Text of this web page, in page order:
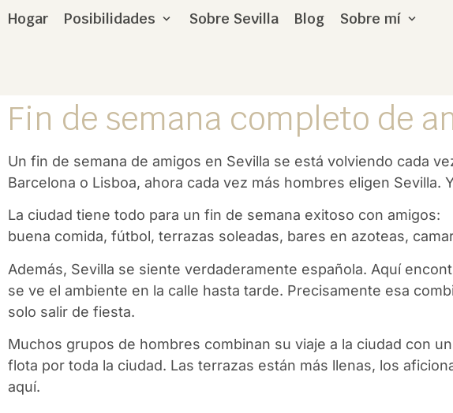
Hogar Posibilidades Sobre Sevilla Blog Sobre mí
Fin de semana completo de
Un fin de semana de amigos en Sevilla se está volviendo cada
Barcelona o Lisboa, ahora cada vez más hombres eligen Sevilla.
La ciudad tiene todo para un fin de semana exitoso con amigos:
buena comida, fútbol, terrazas soleadas, bares en azoteas,
Además, Sevilla se siente verdaderamente española. Aquí
se ve el ambiente en la calle hasta tarde. Precisamente esa
solo salir de fiesta.
Muchos grupos de hombres combinan su viaje a la ciudad con
flota por toda la ciudad. Las terrazas están más llenas, los
aquí.